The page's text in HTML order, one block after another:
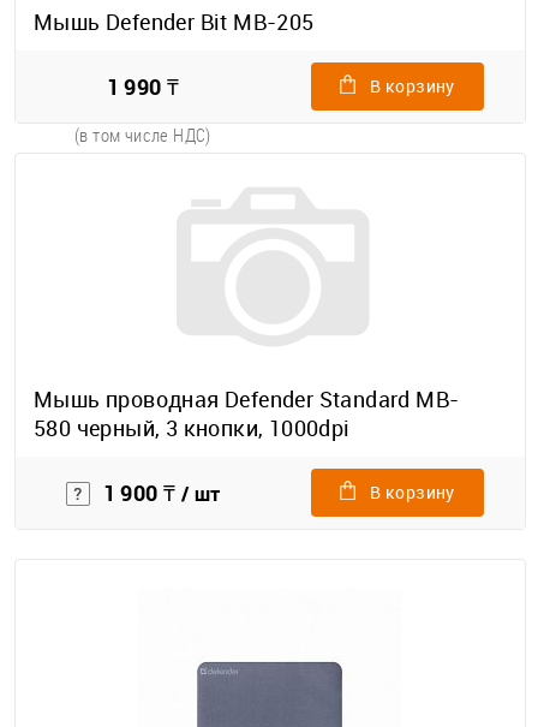
Мышь Defender Bit MB-205
1 990 ₸
(в том числе НДС)
В корзину
Мышь проводная Defender Standard MB-
580 черный, 3 кнопки, 1000dpi
1 900 ₸ / шт В корзину